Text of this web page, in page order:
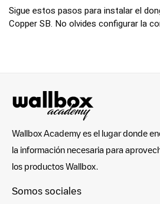
Sigue estos pasos para instalar el
Copper SB. No olvides configurar la
Wallbox Academy es el lugar donde
la información necesaria para
los productos Wallbox.
Somos sociales